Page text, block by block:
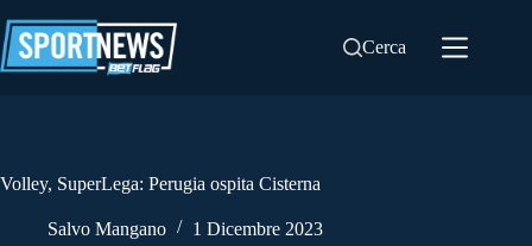
al
contenuto
Cerca
Volley, SuperLega: Perugia ospita Cisterna
Salvo Mangano 1 Dicembre 2023